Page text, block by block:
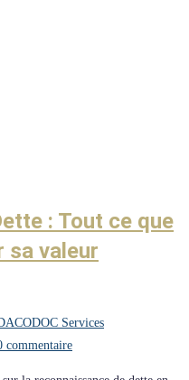
: Tout ce que
sa valeur
Services
commentaire